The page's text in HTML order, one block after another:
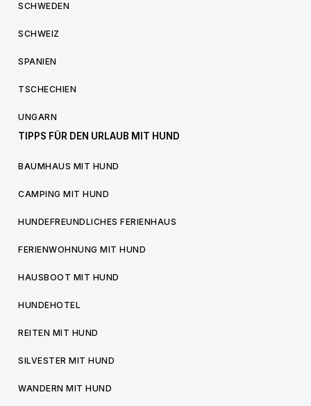
SCHWEDEN
SCHWEIZ
SPANIEN
TSCHECHIEN
UNGARN
TIPPS FÜR DEN URLAUB MIT HUND
BAUMHAUS MIT HUND
CAMPING MIT HUND
HUNDEFREUNDLICHES FERIENHAUS
FERIENWOHNUNG MIT HUND
HAUSBOOT MIT HUND
HUNDEHOTEL
REITEN MIT HUND
SILVESTER MIT HUND
WANDERN MIT HUND